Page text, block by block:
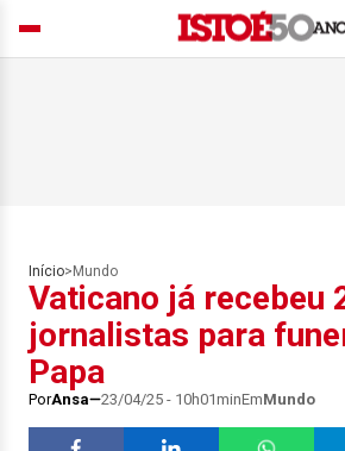
Início> Mundo
Vaticano já recebeu
jornalistas para
Papa
PorAnsa 23/04/25 - 10h01minEmMundo